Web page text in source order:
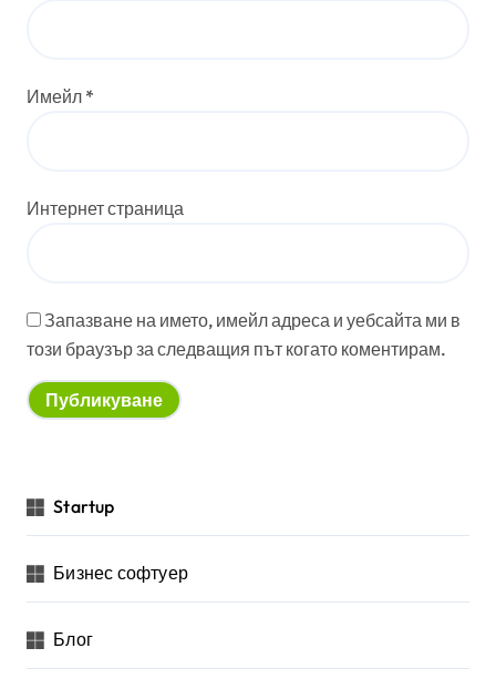
Имейл *
Интернет страница
Запазване на името, имейл адреса и уебсайта ми в
този браузър за следващия път когато коментирам.
Startup
Бизнес софтуер
Блог